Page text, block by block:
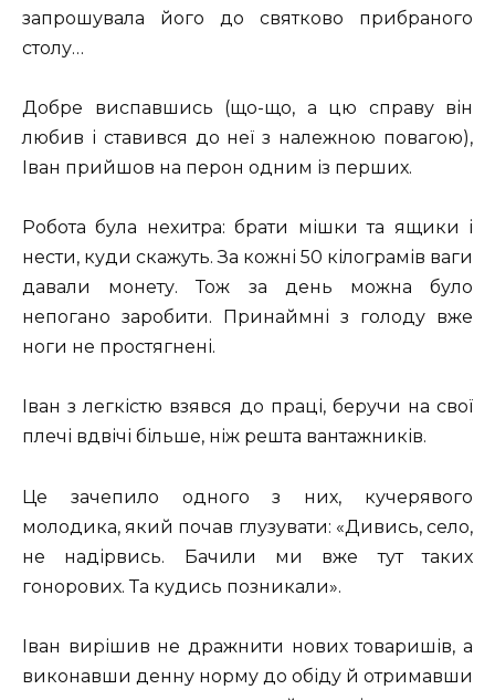
запрошувала його до святково прибраного
столу…
Добре виспавшись (що-що, а цю справу він
любив і ставився до неї з належною повагою),
Іван прийшов на перон одним із перших.
Робота була нехитра: брати мішки та ящики і
нести, куди скажуть. За кожні 50 кілограмів ваги
давали монету. Тож за день можна було
непогано заробити. Принаймні з голоду вже
ноги не простягнені.
Іван з легкістю взявся до праці, беручи на свої
плечі вдвічі більше, ніж решта вантажників.
Це зачепило одного з них, кучерявого
молодика, який почав глузувати: «Дивись, село,
не надірвись. Бачили ми вже тут таких
гонорових. Та кудись позникали».
Іван вирішив не дражнити нових товаришів, а
виконавши денну норму до обіду й отримавши